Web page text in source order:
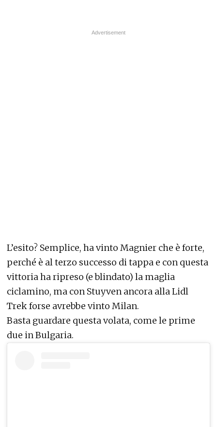
L’esito? Semplice, ha vinto Magnier che è forte,
perché è al terzo successo di tappa e con questa
vittoria ha ripreso (e blindato) la maglia
ciclamino, ma con Stuyven ancora alla Lidl
Trek forse avrebbe vinto Milan.
Basta guardare questa volata, come le prime
due in Bulgaria.